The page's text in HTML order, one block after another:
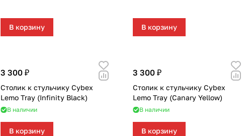
В корзину В корзину
3 300 ₽
Столик к стульчику Cybex
Lemo Tray (Infinity Black)
В наличии
В корзину
3 300 ₽
Столик к стульчику Cybex
Lemo Tray (Canary Yellow)
В наличии
В корзину